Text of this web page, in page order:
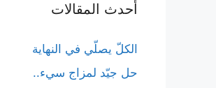
أحدث المقالات
الكلّ يصلّي في النهاية
حل جيّد لمزاج سيء..